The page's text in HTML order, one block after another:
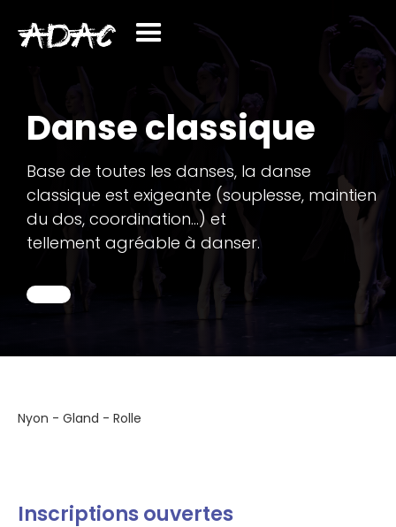
Danse classique
Base de toutes les danses, la danse
classique est exigeante (souplesse, maintien
du dos, coordination...) et
tellement agréable à danser.
Nyon - Gland - Rolle
Inscriptions ouvertes